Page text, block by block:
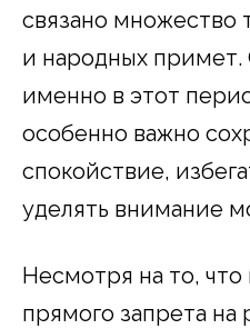
связано множество
и народных примет.
именно в этот
особенно важно
спокойствие,
уделять внимание
Несмотря на то, что
прямого запрета